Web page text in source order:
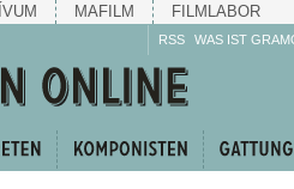
MAFILM FILMLABOR
RSS WAS IST